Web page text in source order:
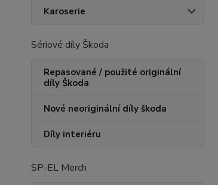
Karoserie
Sériové díly Škoda
Repasované / použité originální
díly Škoda
Nové neoriginální díly škoda
Díly interiéru
SP-EL Merch